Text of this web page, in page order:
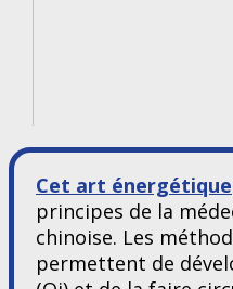
Cet art énergétique
principes de la
chinoise. Les
permettent de